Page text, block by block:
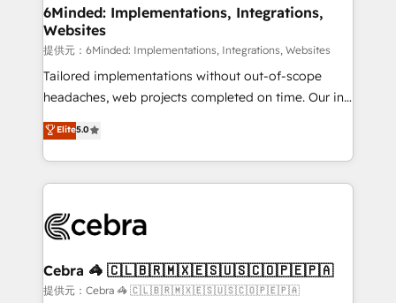
from other CRMs to HubSpot without data loss or
downtime. 🔹 RevOps Strategy: Align teams,
processes, and data to drive revenue efficiency. 🔹
Integrations: Connect HubSpot with your tech stack
for better adoption. 🔹 Custom Solutions: Build
SOC 2 Type II and ISO 27001 certified, reinforcing
our commitment to data security and compliance. At
6Minded: Implementations, Integrations,
Websites
提供元：6Minded: Implementations, Integrations, Websites
Tailored implementations without out-of-scope
headaches, web projects completed on time. Our in-
house team of certified CRM architects, experts,
developers, designers, and marketers handles all
aspects of your HubSpot. ✨ 400+ global clients ✨
100+ seamless migrations from 15+ different CRMs
implementations, and 5,000+ pages ✨ CS: Clients
CS: 245% organic growth & +751% new visitors for a
full-funnel HubSpot project ✨ CS: 415% conversion
Elite5.0
Cebra 🦓 🇨🇱🇧🇷🇲🇽🇪🇸🇺🇸🇨🇴🇵🇪🇵🇦
提供元：Cebra 🦓 🇨🇱🇧🇷🇲🇽🇪🇸🇺🇸🇨🇴🇵🇪🇵🇦